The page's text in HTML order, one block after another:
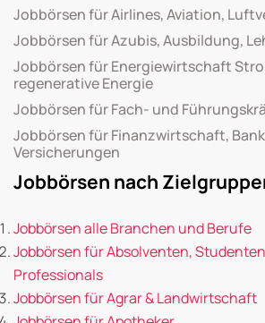
Jobbörsen für Airlines, Aviation,
Jobbörsen für Azubis, Ausbildung,
Jobbörsen für Energiewirtschaft
regenerative Energie
Jobbörsen für Fach- und
Jobbörsen für Finanzwirtschaft,
Versicherungen
Jobbörsen nach
Jobbörsen alle Branchen und Berufe
Jobbörsen für Absolventen,
Professionals
Jobbörsen für Agrar & Landwirtschaft